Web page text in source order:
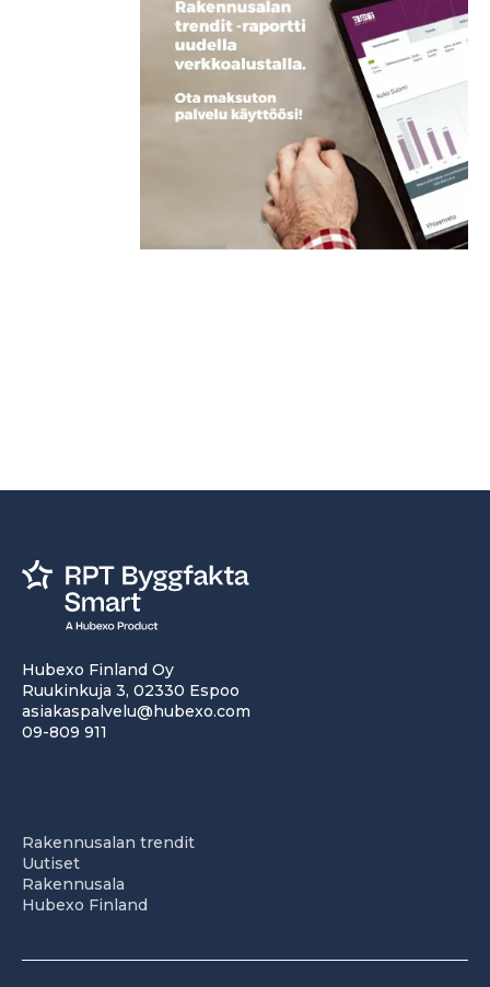
Hubexo Finland Oy
Ruukinkuja 3, 02330 Espoo
asiakaspalvelu@hubexo.com
09-809 911
Rakennusalan trendit
Uutiset
Rakennusala
Hubexo Finland